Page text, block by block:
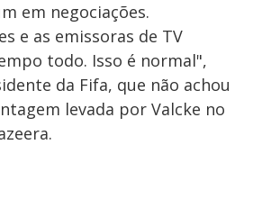
em negociações.
e as emissoras de TV
todo. Isso é normal",
da Fifa, que não achou
levada por Valcke no